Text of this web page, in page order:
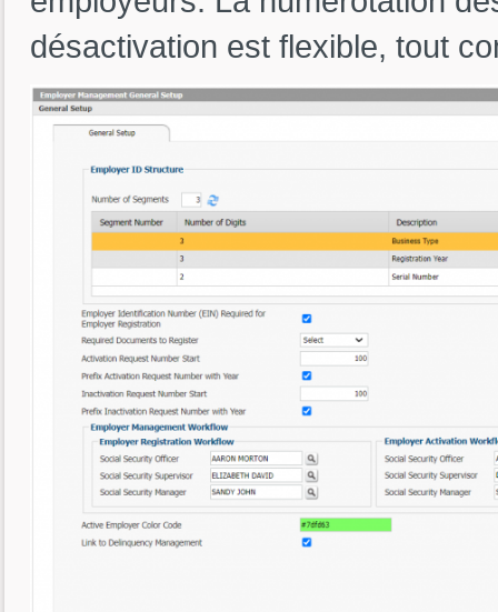
désactivation est flexible, tout